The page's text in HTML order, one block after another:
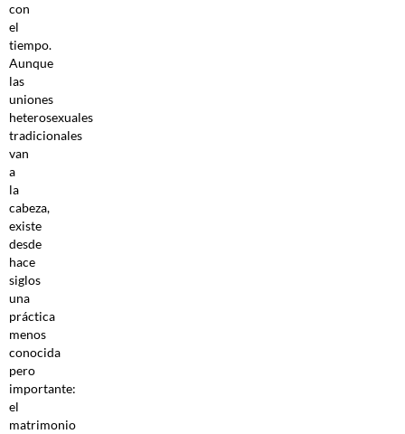
con
el
tiempo.
Aunque
las
uniones
heterosexuales
tradicionales
van
a
la
cabeza,
existe
desde
hace
siglos
una
práctica
menos
conocida
pero
importante:
el
matrimonio